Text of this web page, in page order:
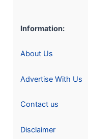
Information:
About Us
Advertise With Us
Contact us
Disclaimer